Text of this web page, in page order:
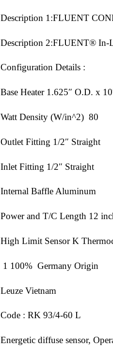
Description 1:FLUENT
Description 2:FLUENT® In-
Configuration Details :
Base Heater 1.625″ O.D. x
Watt Density (W/in^2) 80
Outlet Fitting 1/2″ Straight
Inlet Fitting 1/2″ Straight
Internal Baffle Aluminum
Power and T/C Length 12
High Limit Sensor K
1 100% Germany Origin
Leuze Vietnam
Code : RK 93/4-60 L
Energetic diffuse sensor,